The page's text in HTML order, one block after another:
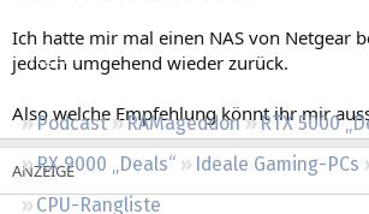
Regeln
Podcast RAMageddon
RTX 5000
RX 9000 „Deals“
Ideale Gaming-PCs
CPU-Rangliste
Ich hatte mir mal einen NAS von Netgear
jedoch umgehend wieder zurück.
Also welche Empfehlung könnt ihr mir